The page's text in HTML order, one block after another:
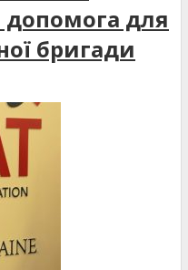
для
бригади